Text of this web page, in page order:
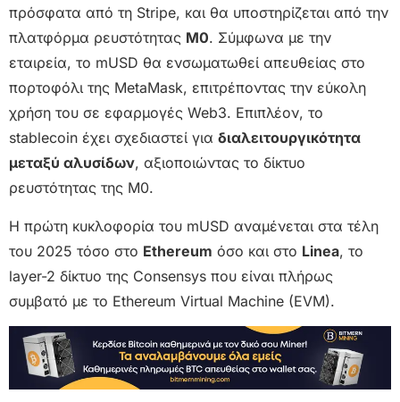
πρόσφατα από τη Stripe, και θα υποστηρίζεται από την
πλατφόρμα ρευστότητας M0. Σύμφωνα με την
εταιρεία, το mUSD θα ενσωματωθεί απευθείας στο
πορτοφόλι της MetaMask, επιτρέποντας την εύκολη
χρήση του σε εφαρμογές Web3. Επιπλέον, το
stablecoin έχει σχεδιαστεί για διαλειτουργικότητα
μεταξύ αλυσίδων, αξιοποιώντας το δίκτυο
ρευστότητας της M0.
Η πρώτη κυκλοφορία του mUSD αναμένεται στα τέλη
του 2025 τόσο στο Ethereum όσο και στο Linea, το
layer-2 δίκτυο της Consensys που είναι πλήρως
συμβατό με το Ethereum Virtual Machine (EVM).